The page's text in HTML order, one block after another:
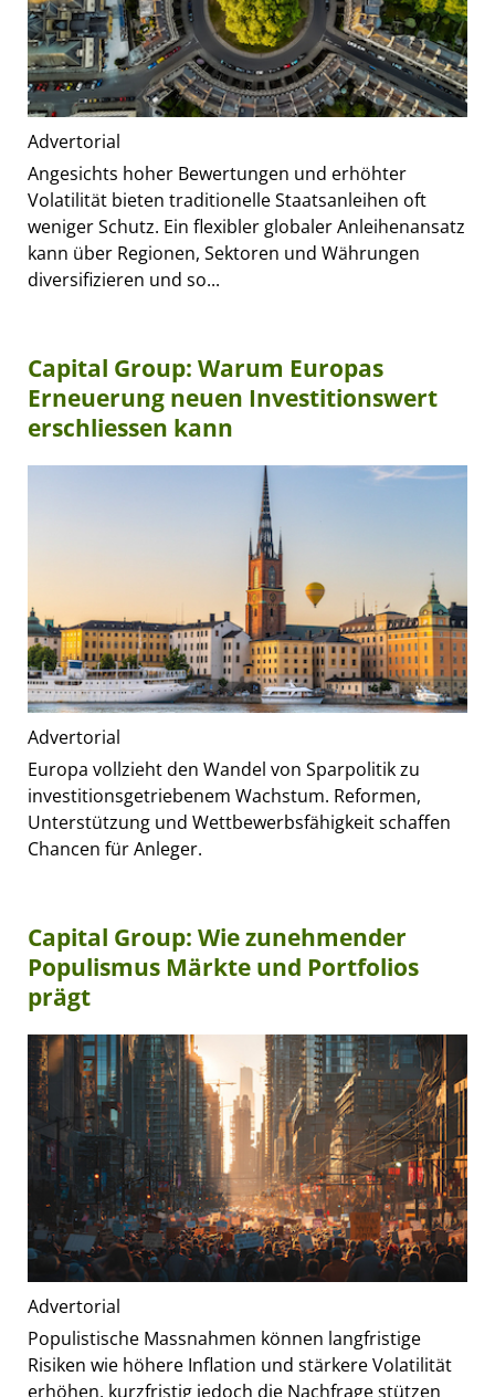
Advertorial
Angesichts hoher Bewertungen und erhöhter
Volatilität bieten traditionelle Staatsanleihen oft
weniger Schutz. Ein flexibler globaler Anleihenansatz
kann über Regionen, Sektoren und Währungen
diversifizieren und so...
Capital Group: Warum Europas
Erneuerung neuen Investitionswert
erschliessen kann
Advertorial
Europa vollzieht den Wandel von Sparpolitik zu
investitionsgetriebenem Wachstum. Reformen,
Unterstützung und Wettbewerbsfähigkeit schaffen
Chancen für Anleger.
Capital Group: Wie zunehmender
Populismus Märkte und Portfolios
prägt
Advertorial
Populistische Massnahmen können langfristige
Risiken wie höhere Inflation und stärkere Volatilität
erhöhen, kurzfristig jedoch die Nachfrage stützen